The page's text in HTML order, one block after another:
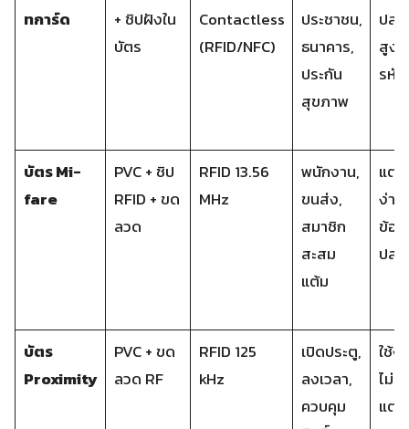
ทการ์ด
+ ชิปฝังใน
บัตร
Contactless
(RFID/NFC)
ประชาชน,
ธนาคาร,
ประกัน
สุขภาพ
ปล
สูง,
รหัส
บัตร Mi-
fare
PVC + ชิป
RFID + ขด
ลวด
RFID 13.56
MHz
พนักงาน,
ขนส่ง,
สมาชิก
สะสม
แต้ม
แตะ
ง่าย
ข้อมู
ปล
บัตร
Proximity
PVC + ขด
ลวด RF
RFID 125
kHz
เปิดประตู,
ลงเวลา,
ควบคุม
ใช้ง่
ไม่ต้
แตะ,